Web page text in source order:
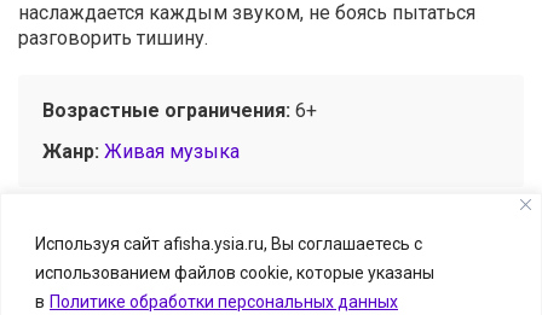
Используя сайт afisha.ysia.ru, Вы соглашаетесь с
использованием файлов cookie, которые указаны
в Политике обработки персональных данных
наслаждается каждым звуком, не боясь пытаться
разговорить тишину.
Возрастные ограничения: 6+
Жанр: Живая музыка
© Афиша.ЯСИА I Все развлечения Якутска и Якутии, 2026